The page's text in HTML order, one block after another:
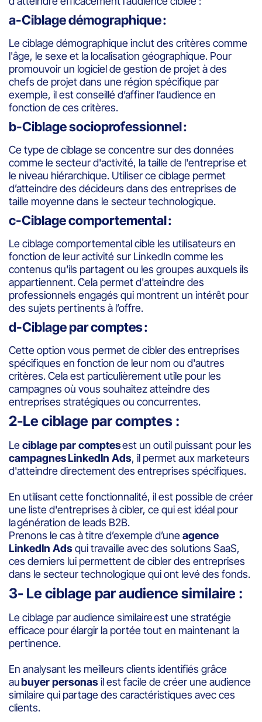
a-Ciblage démographique :
Le ciblage démographique inclut des critères comme
l'âge, le sexe et la localisation géographique. Pour
promouvoir un logiciel de gestion de projet à des
chefs de projet dans une région spécifique par
exemple, il est conseillé d’affiner l’audience en
fonction de ces critères.
b-Ciblage socioprofessionnel :
Ce type de ciblage se concentre sur des données
comme le secteur d'activité, la taille de l'entreprise et
le niveau hiérarchique. Utiliser ce ciblage permet
d’atteindre des décideurs dans des entreprises de
taille moyenne dans le secteur technologique.
c-Ciblage comportemental :
Le ciblage comportemental cible les utilisateurs en
fonction de leur activité sur LinkedIn comme les
contenus qu'ils partagent ou les groupes auxquels ils
appartiennent. Cela permet d'atteindre des
professionnels engagés qui montrent un intérêt pour
des sujets pertinents à l’offre.
d-Ciblage par comptes :
Cette option vous permet de cibler des entreprises
spécifiques en fonction de leur nom ou d'autres
critères. Cela est particulièrement utile pour les
campagnes où vous souhaitez atteindre des
entreprises stratégiques ou concurrentes.
2-Le ciblage par comptes :
Leciblage par comptesest un outil puissant pour les
campagnes LinkedIn Ads, il permet aux marketeurs
d'atteindre directement des entreprises spécifiques.
En utilisant cette fonctionnalité, il est possible de créer
une liste d'entreprises à cibler, ce qui est idéal pour
la génération de leads B2B.
Prenons le cas à titre d’exemple d’uneagence
LinkedIn Adsqui travaille avec des solutions SaaS,
ces derniers lui permettent de cibler des entreprises
dans le secteur technologique qui ont levé des fonds.
3- Le ciblage par audience similaire :
Le ciblage par audience similaire est une stratégie
efficace pour élargir la portée tout en maintenant la
pertinence.
En analysant les meilleurs clients identifiés grâce
aubuyer personasil est facile de créer une audience
similaire qui partage des caractéristiques avec ces
clients.